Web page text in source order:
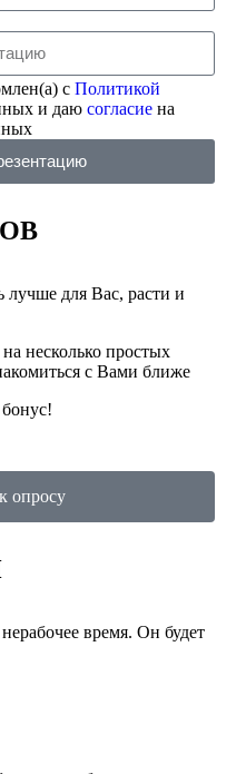
с Политикой
и даю согласие на
лучше для Вас, расти и
несколько простых
с Вами ближе
опросу
время. Он будет